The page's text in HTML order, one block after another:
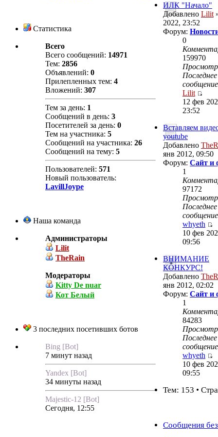
Статистика
Всего
Всего сообщений: 14971
Тем: 2856
Объявлений: 0
Прилепленных тем: 4
Вложений: 307
Тем за день: 1
Сообщений в день: 3
Посетителей за день: 0
Тем на участника: 5
Сообщений на участника: 26
Сообщений на тему: 5
Пользователей: 571
Новый пользователь:
LavillJoype
Наша команда
Администраторы
Lilit
TheRain
Модераторы
Kitty De nuar
Кот Белый
3 последних посетивших ботов
Bing [Bot]
7 минут назад
Yandex [Bot]
34 минуты назад
Majestic-12 [Bot]
Сегодня, 12:55
ИЛК "Начало"
Добавлено Lilit
2022, 23:52
Форум:
0
159970
Последнее
сообщение
Lilit
12 фев
23:52
Вставляем
youtube
Добавлено
янв 2012, 09:50
Форум: Сайт и
1
97172
Последнее
сообщение
whyeth
10 фев
09:56
ВНИМАНИЕ
КОНКУРС!
Добавлено
янв 2012, 02:02
Форум: Сайт и
1
84283
Последнее
сообщение
whyeth
10 фев
09:55
Тем: 153 •
Сообщения без